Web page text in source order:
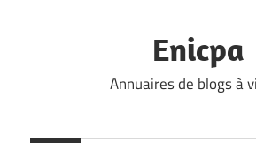
Enicpa
Annuaires de blogs à